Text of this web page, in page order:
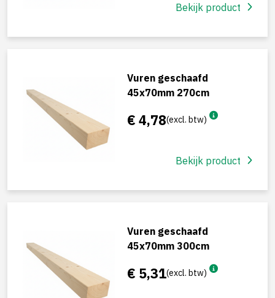
Bekijk product
Vuren geschaafd
45x70mm 270cm
€ 4,78(excl. btw)
Bekijk product
Vuren geschaafd
45x70mm 300cm
€ 5,31(excl. btw)